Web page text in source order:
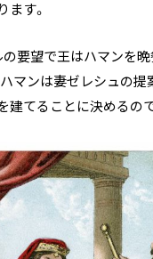
ます。
の要望で王はハマンを
ハマンは妻ゼレシュの提
建てることに決めるので